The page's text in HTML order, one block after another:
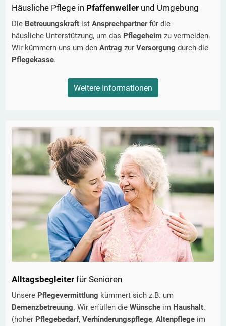
Häusliche Pflege in Pfaffenweiler und Umgebung
Die Betreuungskraft ist Ansprechpartnerfür die
häusliche Unterstützung, um das Pflegeheim zu vermeiden.
Wir kümmern uns um den Antrag zur Versorgung durch die
Pflegekasse.
Weitere Informationen
Alltagsbegleiter für Senioren
Unsere Pflegevermittlung kümmert sich z.B. um
Demenzbetreuung. Wir erfüllen die Wünsche im Haushalt.
(hoher Pflegebedarf, Verhinderungspflege, Altenpflege im